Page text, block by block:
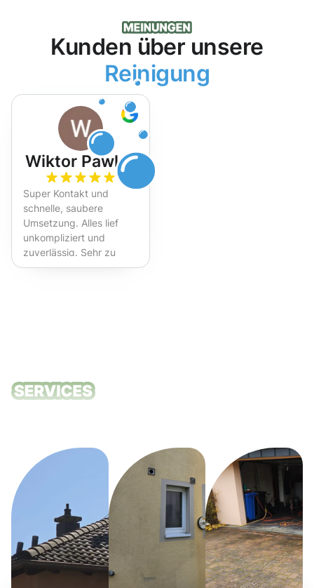
Kunden über unsere
Reinigung
Wiktor Pawlak
Super Kontakt und
schnelle, saubere
Umsetzung. Alles lief
unkompliziert und
zuverlässig. Sehr zu
empfehlen!